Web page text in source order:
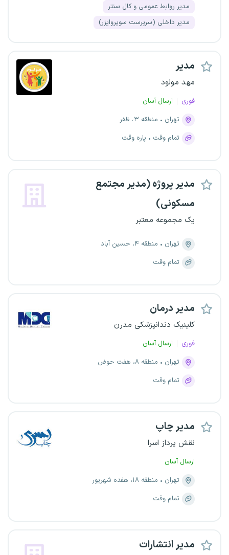
مدیر روابط عمومی و کال سنتر
مدیر داخلی (سرپرست سوپروایزر)
مدیر
مهد مولود
فوری
ارسال آسان
تهران
منطقه ۳، ظفر
تمام وقت
پاره وقت
مدیر پروژه (مدیر مجتمع
مسکونی)
یک مجموعه معتبر
تهران
منطقه ۴، حسین آباد
تمام وقت
مدیر درمان
کلینیک دندانپزشکی مدرن
فوری
ارسال آسان
تهران
منطقه ۸، هفت حوض
تمام وقت
مدیر چاپ
نقش پرداز اسرا
ارسال آسان
تهران
منطقه ۱۸، هفده شهریور
تمام وقت
مدیر انتشارات